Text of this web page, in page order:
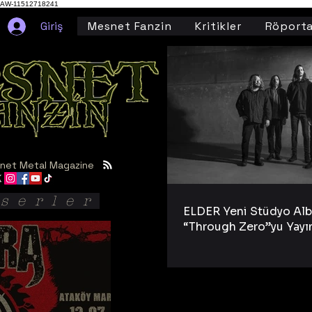
AW-11512718241
Giriş Mesnet Fanzin Kritikler
Metal Magazine
ELDER Yeni Stüdyo
“Through Zero”yu